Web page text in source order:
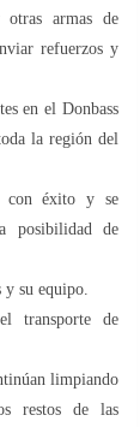
armas de
refuerzos y
en el Donbass
la región del
con éxito y se
posibilidad de
y su equipo.
transporte de
limpiando
restos de las